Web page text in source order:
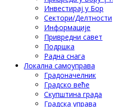
Инвестирај у Бор
Сектори/Делтности
Информације
Привредни савет
Подршка
Радна снага
Локална самоуправа
Градоначелник
Градско веће
Скупштина града
Градска управа